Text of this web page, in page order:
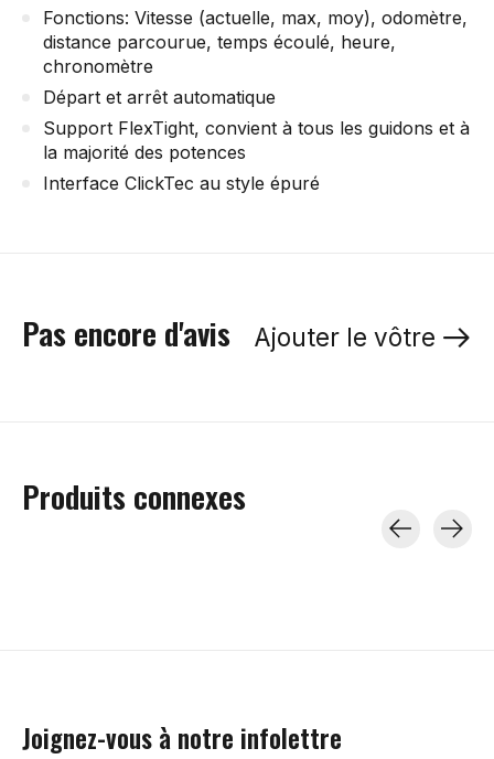
Fonctions: Vitesse (actuelle, max, moy), odomètre,
distance parcourue, temps écoulé, heure,
chronomètre
Départ et arrêt automatique
Support FlexTight, convient à tous les guidons et à
la majorité des potences
Interface ClickTec au style épuré
Pas encore d'avis Ajouter le vôtre
Produits connexes
Joignez-vous à notre infolettre